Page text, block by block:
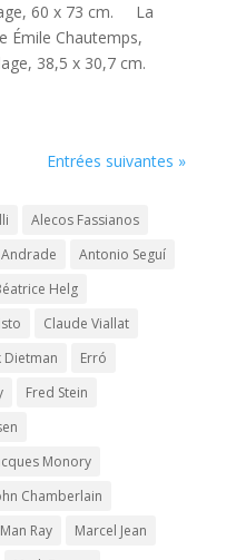
60 x 73 cm. La
Émile Chautemps,
38,5 x 30,7 cm.
Entrées suivantes »
Alecos Fassianos
Antonio Seguí
Helg
Claude Viallat
Dietman
Erró
Fred Stein
Monory
Chamberlain
Man Ray
Marcel Jean